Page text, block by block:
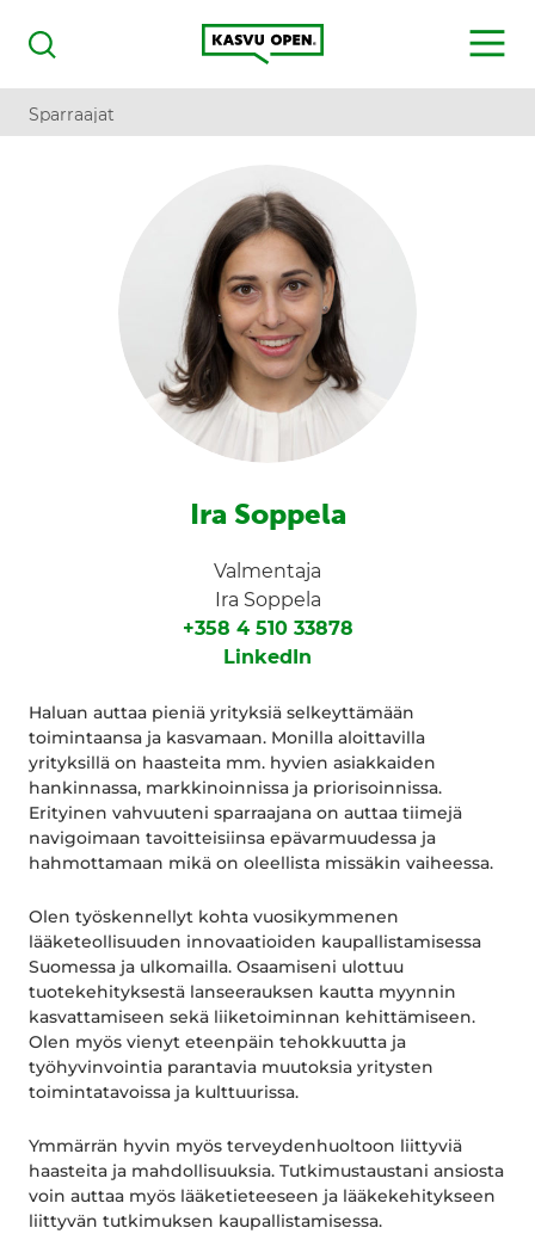
Haku
Kasvu Open
MENU
Sparraajat
Ira Soppela
Valmentaja
Ira Soppela
+358 4 510 33878
LinkedIn
Haluan auttaa pieniä yrityksiä selkeyttämään
toimintaansa ja kasvamaan. Monilla aloittavilla
yrityksillä on haasteita mm. hyvien asiakkaiden
hankinnassa, markkinoinnissa ja priorisoinnissa.
Erityinen vahvuuteni sparraajana on auttaa tiimejä
navigoimaan tavoitteisiinsa epävarmuudessa ja
hahmottamaan mikä on oleellista missäkin vaiheessa.
Olen työskennellyt kohta vuosikymmenen
lääketeollisuuden innovaatioiden kaupallistamisessa
Suomessa ja ulkomailla. Osaamiseni ulottuu
tuotekehityksestä lanseerauksen kautta myynnin
kasvattamiseen sekä liiketoiminnan kehittämiseen.
Olen myös vienyt eteenpäin tehokkuutta ja
työhyvinvointia parantavia muutoksia yritysten
toimintatavoissa ja kulttuurissa.
Ymmärrän hyvin myös terveydenhuoltoon liittyviä
haasteita ja mahdollisuuksia. Tutkimustaustani ansiosta
voin auttaa myös lääketieteeseen ja lääkekehitykseen
liittyvän tutkimuksen kaupallistamisessa.